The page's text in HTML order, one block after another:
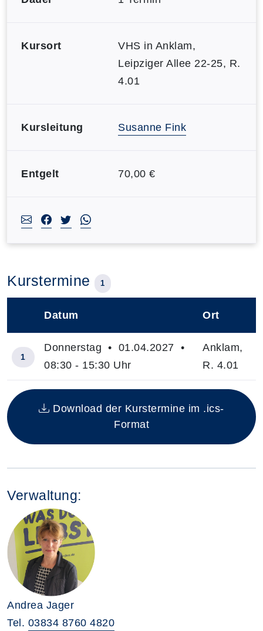
Kursort
VHS in Anklam,
Leipziger Allee 22-25, R.
4.01
Kursleitung Susanne Fink
Entgelt 70,00 €
Kurstermine 1
Insgesamt gibt es 1 Termine zum diesen Kurs
Datum Ort
1
Donnerstag • 01.04.2027 •
08:30 - 15:30 Uhr
Anklam,
R. 4.01
Download der Kurstermine im .ics-
Format
Verwaltung:
Andrea Jager
Tel. 03834 8760 4820